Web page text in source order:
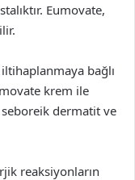
Eumovate,
bağlı
krem ile
dermatit ve
reaksiyonların